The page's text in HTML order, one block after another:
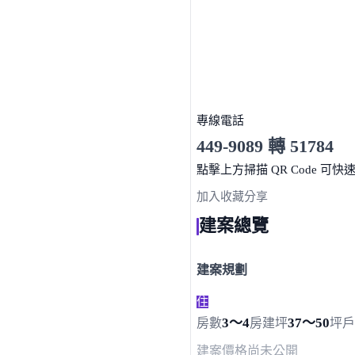
專線電話
449-9089 轉 51784
服務時間 10:00～19:00
點擊上方掃描 QR Code 可快
加入收藏分享
建案總覽
建案規劃
住
房數3～4房建坪37～50坪
建案價格尚未公開